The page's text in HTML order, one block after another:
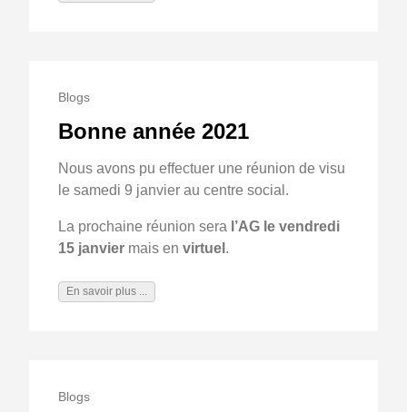
Blogs
Bonne année 2021
Nous avons pu effectuer une réunion de visu
le samedi 9 janvier au centre social.
La prochaine réunion sera l’AG le vendredi
15 janvier mais en virtuel .
En savoir plus ...
Blogs